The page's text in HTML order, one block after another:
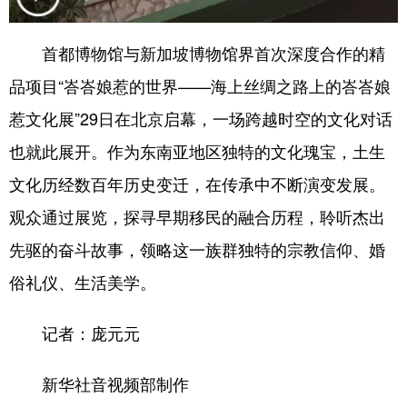
多语种频道
English Español Français عربى
Русский язык 日本語 한국어
Deutsch Português
首都博物馆与新加坡博物馆界首次深度合作的精
品项目“峇峇娘惹的世界——海上丝绸之路上的峇峇娘
惹文化展”29日在北京启幕，一场跨越时空的文化对话
也就此展开。作为东南亚地区独特的文化瑰宝，土生
文化历经数百年历史变迁，在传承中不断演变发展。
观众通过展览，探寻早期移民的融合历程，聆听杰出
先驱的奋斗故事，领略这一族群独特的宗教信仰、婚
俗礼仪、生活美学。
记者：庞元元
新华社音视频部制作